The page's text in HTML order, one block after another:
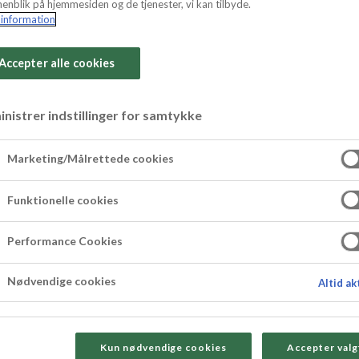
med
Baka våra enkla chokladmuffins som
blir dessutom ännu saftigare med vår
på till fika, till nästa kalas eller när du
på hjemmesiden og de tjenester, vi kan tilbyde.
alle cookies
indstillinger for samtykke
Marketing/Målrettede cookies
Funktionelle cookies
Performance Cookies
Nødvendige cookies Altid
Kun nødvendige cookies Accepter